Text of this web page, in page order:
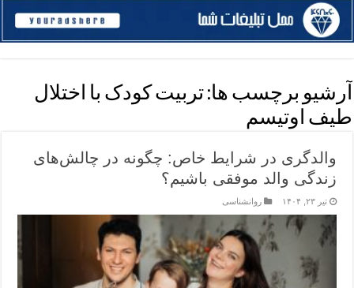
آرشیو برچسب ها:تربیت کودک با اختلال
طیف اوتیسم
والدگری در شرایط خاص: چگونه در چالش‌های
زندگی والد موفقی باشیم؟
تیر ۲۳, ۱۴۰۴ روانشناسی